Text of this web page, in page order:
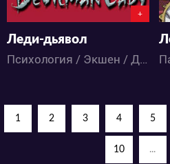
+
Леди-дьявол
Психология / Экшен / Драма / Сёнэн / Ужасы / Фантастика / Фэнтези / Аниме
1 2 3 4 5
10 ...